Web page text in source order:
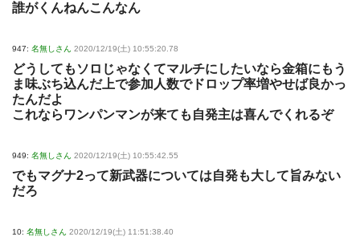
誰がくんねんこんなん
947: 名無しさん 2020/12/19(土) 10:55:20.78
どうしてもソロじゃなくてマルチにしたいなら金箱にもう
ま味ぶち込んだ上で参加人数でドロップ率増やせば良かっ
たんだよ
これならワンパンマンが来ても自発主は喜んでくれるぞ
949: 名無しさん 2020/12/19(土) 10:55:42.55
でもマグナ2って新武器については自発も大して旨みない
だろ
10: 名無しさん 2020/12/19(土) 11:51:38.40